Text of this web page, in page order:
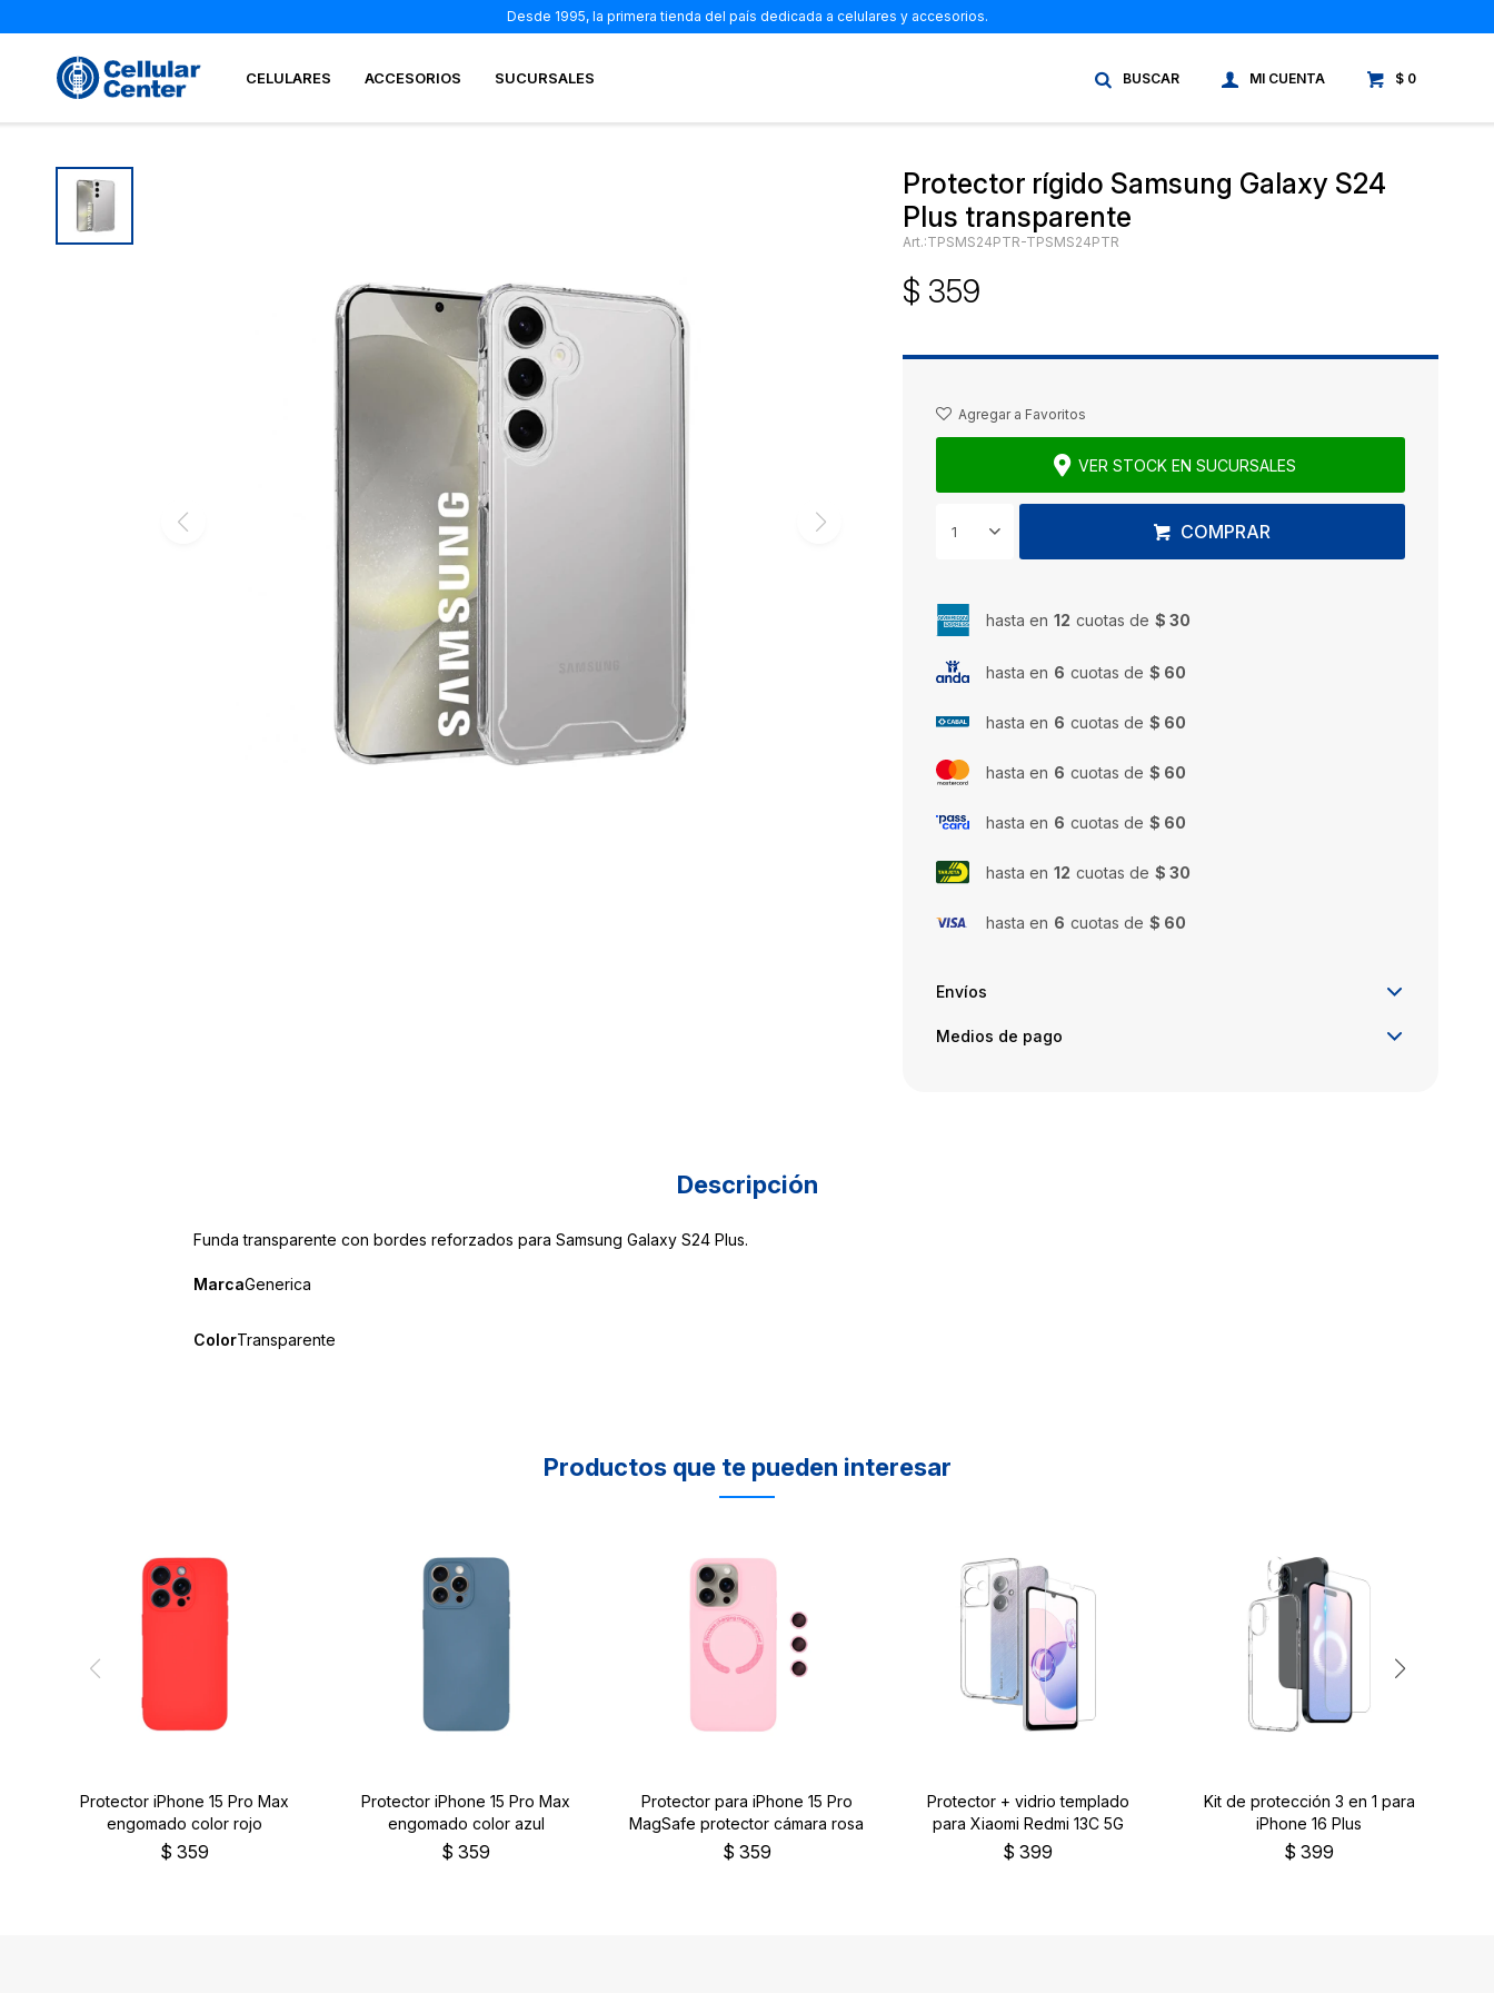
CELULARES ACCESORIOS SUCURSALES $ 0
Desde 1995, la primera tienda del país dedicada a celulares y accesorios.
Protector rígido Samsung Galaxy S24
Plus transparente
TPSMS24PTR-TPSMS24PTR
$ 359
VER STOCK EN SUCURSALES
1 COMPRAR
hasta en 12 cuotas de $ 30
hasta en 6 cuotas de $ 60
hasta en 6 cuotas de $ 60
hasta en 6 cuotas de $ 60
hasta en 6 cuotas de $ 60
hasta en 12 cuotas de $ 30
hasta en 6 cuotas de $ 60
Envíos
Medios de pago
Descripción
Funda transparente con bordes reforzados para Samsung Galaxy S24 Plus.
MarcaGenerica
ColorTransparente
Productos que te pueden interesar
Protector iPhone 15 Pro Max
engomado color rojo
$ 359
Protector iPhone 15 Pro Max
engomado color azul
$ 359
Protector para iPhone 15 Pro
MagSafe protector cámara rosa
$ 359
Protector + vidrio templado
para Xiaomi Redmi 13C 5G
$ 399
Kit de protección 3 en 1 para
iPhone 16 Plus
$ 399